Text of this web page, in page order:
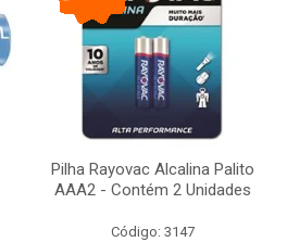
Pilha Rayovac Alcalina Palito
AAA2 - Contém 2 Unidades
Código: 3147